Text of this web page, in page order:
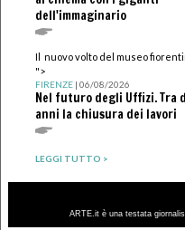
dell'immaginario
Il nuovo volto del museo
">
FIRENZE| 06/08/2026
Nel futuro degli Uffizi. Tra
anni la chiusura dei lavori
LEGGI TUTTO >
ARTE.it è una testata